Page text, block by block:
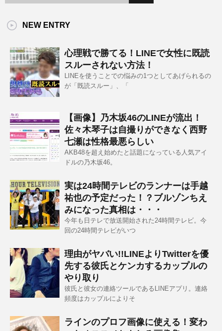
NEW ENTRY
心理戦で勝てる！LINEで女性に既読
スルーされない方法！
LINEを使うことでの悩みの1つとしてあげられるの
が「既読スルー」、「
【画像】乃木坂46のLINEが流出！
佐々木琴子は自撮りができなく西野
七瀬は性格最悪らしい
AKB48を超え始めたと話題になっている人気アイ
ドルの乃木坂46。
実は24時間テレビのランナーは手越
祐也の予定だった！？ブルゾンちえ
みになった真相は・・・
今年も日テレで放送開始された24時間テレビ。今
回の24時間テレビがいつ
理由がヤバい!!LINEよりTwitterを優
先する彼氏とケンカするカップルの
やり取り
彼氏と彼女の連絡ツールであるLINEアプリ。連絡
頻度はカップルによりそ
ラインのプロフ画像に使える！変わ